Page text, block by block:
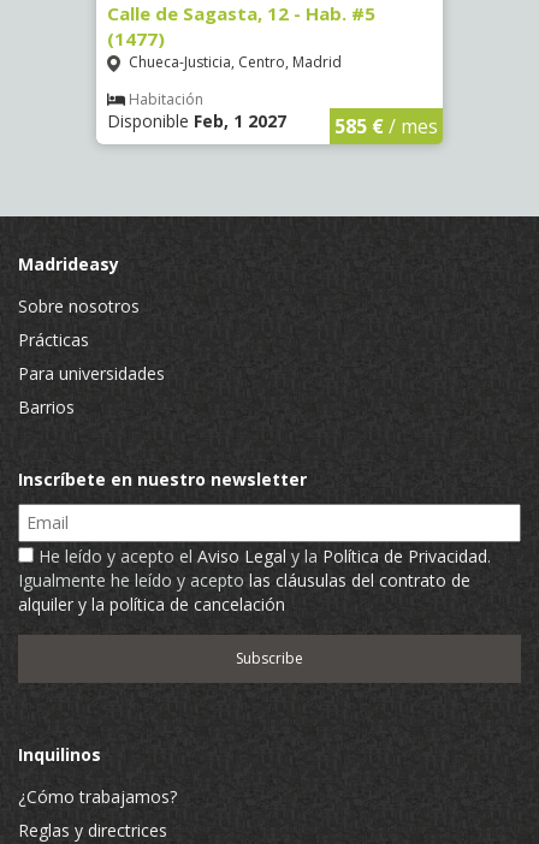
Calle de Sagasta, 12 - Hab. #5
(1477)
Chueca-Justicia, Centro, Madrid
Habitación
Disponible Feb, 1 2027 585 €/ mes
Madrideasy
Sobre nosotros
Prácticas
Para universidades
Barrios
Inscríbete en nuestro newsletter
Email
He leído y acepto el Aviso Legal y la Política de Privacidad.
Igualmente he leído y acepto las cláusulas del contrato de
alquiler y la política de cancelación
Inquilinos
¿Cómo trabajamos?
Reglas y directrices